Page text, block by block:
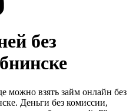
без
взять займ онлайн без
Деньги без комиссии,